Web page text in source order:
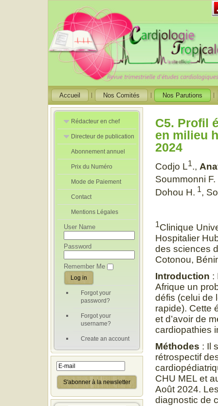
Accueil Nos Comités Nos Parutions
Rédacteur en chef
Rédacteurs en
Chef Adjoint
Directeur de publication
Directeur de
publication
adjoint
Abonnement annuel
Prix du Numéro
Mode de Paiement
Contact
Mentions Légales
User Name
Password
Remember Me
Forgot your
password?
Forgot your
username?
Create an account
C5. Profil
en milieu
2024
Codjo L1.,
Soummonni F.
Dohou H. 1,
1Clinique
Hospitalier
des sciences
Cotonou,
Introduction :
Afrique un
défis (celui de
rapide). Cette
et d’avoir de
cardiopathies
Méthodes : Il
rétrospectif
CHU MEL et
Août 2024.
diagnostic de